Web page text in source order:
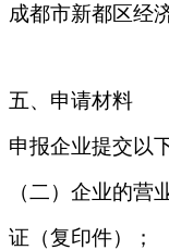
成都市新都区经
五、申请材料
申报企业提交以
（二）企业的
证（复印件）；